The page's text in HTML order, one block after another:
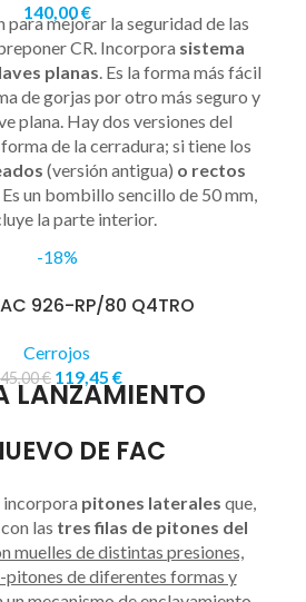
140,00€
mejorar la seguridad de las
CR. Incorpora sistema
planas. Es la forma más fácil
de gorjas por otro más seguro y
plana. Hay dos versiones del
de la cerradura; si tiene los
(versión antigua) o rectos
un bombillo sencillo de 50 mm,
la parte interior.
-18%
926-RP/80 Q4TRO
Cerrojos
€ 119,45 €
LANZAMIENTO
DE FAC
incorpora pitones laterales que,
las tres filas de pitones del
muelles de distintas presiones,
de diferentes formas y